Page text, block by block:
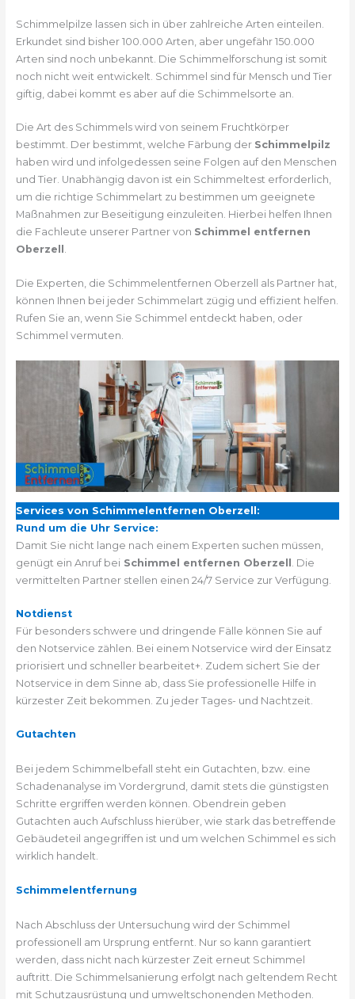
Schimmelpilze lassen sich in über zahlreiche Arten einteilen.
Erkundet sind bisher 100.000 Arten, aber ungefähr 150.000
Arten sind noch unbekannt. Die Schimmelforschung ist somit
noch nicht weit entwickelt. Schimmel sind für Mensch und Tier
giftig, dabei kommt es aber auf die Schimmelsorte an.
Die Art des Schimmels wird von seinem Fruchtkörper
bestimmt. Der bestimmt, welche Färbung der Schimmelpilz
haben wird und infolgedessen seine Folgen auf den Menschen
und Tier. Unabhängig davon ist ein Schimmeltest erforderlich,
um die richtige Schimmelart zu bestimmen um geeignete
Maßnahmen zur Beseitigung einzuleiten. Hierbei helfen Ihnen
die Fachleute unserer Partner von Schimmel entfernen
Oberzell .
Die Experten, die Schimmelentfernen Oberzell als Partner hat,
können Ihnen bei jeder Schimmelart zügig und effizient helfen.
Rufen Sie an, wenn Sie Schimmel entdeckt haben, oder
Schimmel vermuten.
Services von Schimmelentfernen Oberzell:
Rund um die Uhr Service:
Damit Sie nicht lange nach einem Experten suchen müssen,
genügt ein Anruf bei Schimmel entfernen Oberzell . Die
vermittelten Partner stellen einen 24/7 Service zur Verfügung.
Notdienst
Für besonders schwere und dringende Fälle können Sie auf
den Notservice zählen. Bei einem Notservice wird der Einsatz
priorisiert und schneller bearbeitet+. Zudem sichert Sie der
Notservice in dem Sinne ab, dass Sie professionelle Hilfe in
kürzester Zeit bekommen. Zu jeder Tages- und Nachtzeit.
Gutachten
Bei jedem Schimmelbefall steht ein Gutachten, bzw. eine
Schadenanalyse im Vordergrund, damit stets die günstigsten
Schritte ergriffen werden können. Obendrein geben
Gutachten auch Aufschluss hierüber, wie stark das betreffende
Gebäudeteil angegriffen ist und um welchen Schimmel es sich
wirklich handelt.
Schimmelentfernung
Nach Abschluss der Untersuchung wird der Schimmel
professionell am Ursprung entfernt. Nur so kann garantiert
werden, dass nicht nach kürzester Zeit erneut Schimmel
auftritt. Die Schimmelsanierung erfolgt nach geltendem Recht
mit Schutzausrüstung und umweltschonenden Methoden.